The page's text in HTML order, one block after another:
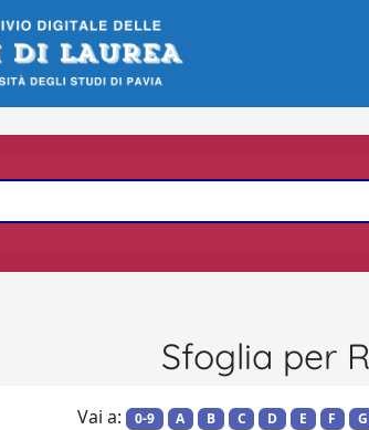
Sfoglia per
Vai a: 0-9 A B C D E F G